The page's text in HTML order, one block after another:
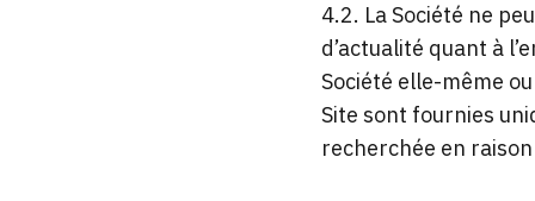
4.2. La Société ne
d’actualité quant à
Société elle-même
Site sont fournies
recherchée en